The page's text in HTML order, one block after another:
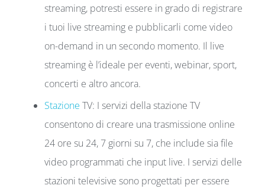
streaming, potresti essere in grado di registrare
i tuoi live streaming e pubblicarli come video
on-demand in un secondo momento. Il live
streaming è l’ideale per eventi, webinar, sport,
concerti e altro ancora.
Stazione TV: I servizi della stazione TV
consentono di creare una trasmissione online
24 ore su 24, 7 giorni su 7, che include sia file
video programmati che input live. I servizi delle
stazioni televisive sono progettati per essere